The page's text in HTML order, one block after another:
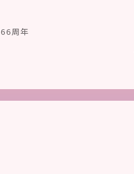
66周年